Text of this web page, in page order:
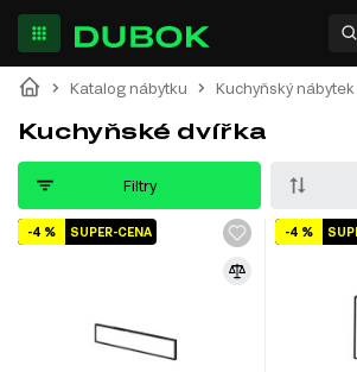
Katalog nábytku Kuchyňský nábytek
Kuchyňské dvířka
Filtry
SUPER-CENA
-4 % -4 %